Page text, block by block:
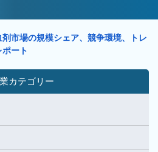
剤市場の規模シェア、競争環境、トレ
ポート
カテゴリー